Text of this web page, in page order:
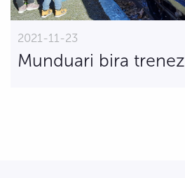
2021-11-23
Munduari bira trenez